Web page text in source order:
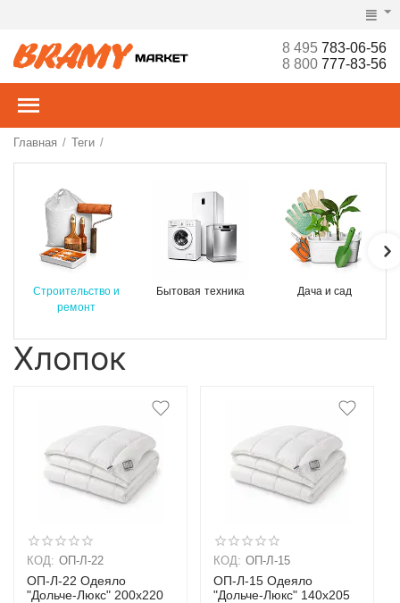
8 495783-06-56
8 800777-83-56
Главная / Теги /
Строительство и
ремонт
Бытовая техника Дача и сад
Хлопок
КОД: ОП-Л-22
ОП-Л-22 Одеяло
"Дольче-Люкс" 200х220
КОД: ОП-Л-15
ОП-Л-15 Одеяло
"Дольче-Люкс" 140х205